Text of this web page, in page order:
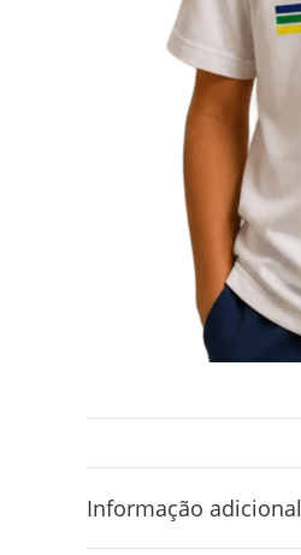
Informação adicional